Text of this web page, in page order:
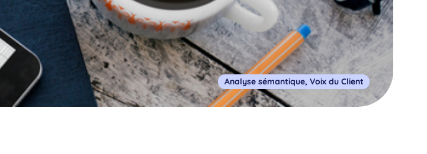
Analyse sémantique, Voix du Client